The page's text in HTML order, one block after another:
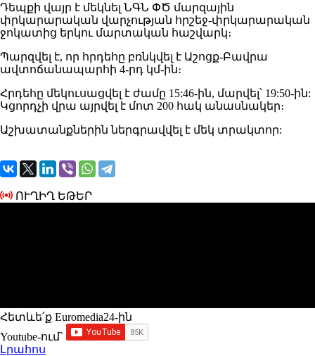
Դեպքի վայր է մեկնել ՆԳՆ ՓԾ մարզային
փրկարարական վարչության հրշեջ-փրկարարական
ջոկատից երկու մարտական հաշվարկ։
Պարզվել է, որ հրդեհը բռնկվել է Աշոցք-Բավրա
ավտոճանապարհի 4-րդ կմ-ին։
Հրդեհը մեկուսացվել է ժամը 15:46-ին, մարվել՝ 19:50-ին:
Կցորդչի վրա այրվել է մոտ 200 հակ անասնակեր։
Աշխատանքներին ներգրավվել է մեկ տրակտոր:
ՈՒՂԻՂ ԵԹԵՐ
Հետևե՛ք Euromedia24-ին
Youtube-ում`
Լրահոս